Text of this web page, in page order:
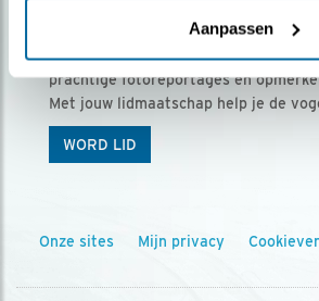
Aanpassen
Ontvang 5 x Vogels voor €
Vogels is het tijdschrift voor onze
prachtige fotoreportages en
Met jouw lidmaatschap help je de
WORD LID
Onze sites Mijn privacy